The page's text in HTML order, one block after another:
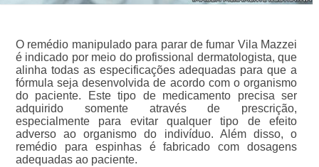
O remédio manipulado para parar de fumar Vila Mazzei
é indicado por meio do profissional dermatologista, que
alinha todas as especificações adequadas para que a
fórmula seja desenvolvida de acordo com o organismo
do paciente. Este tipo de medicamento precisa ser
adquirido somente através de prescrição,
especialmente para evitar qualquer tipo de efeito
adverso ao organismo do indivíduo. Além disso, o
remédio para espinhas é fabricado com dosagens
adequadas ao paciente.